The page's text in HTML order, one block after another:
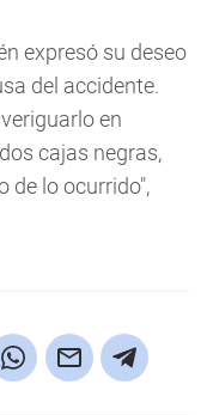
expresó su deseo
del accidente.
en
cajas negras,
de lo ocurrido",